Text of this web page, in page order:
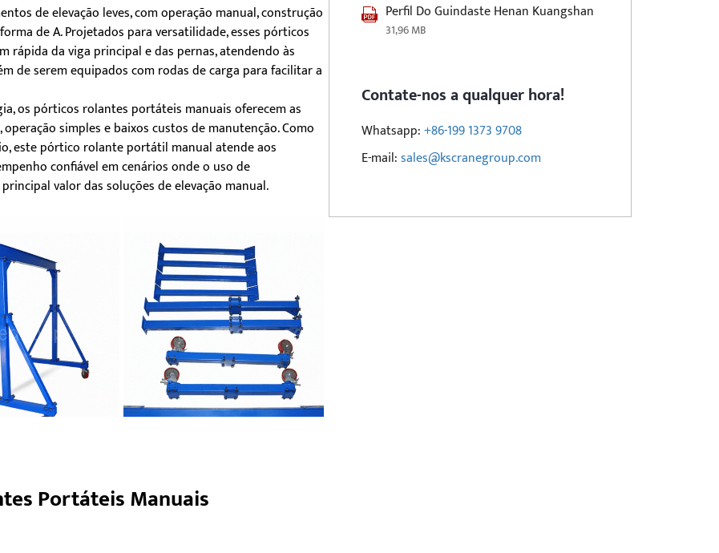
de elevação leves, com operação manual, construção
de A. Projetados para versatilidade, esses pórticos
da viga principal e das pernas, atendendo às
de serem equipados com rodas de carga para facilitar a
os pórticos rolantes portáteis manuais oferecem as
simples e baixos custos de manutenção. Como
este pórtico rolante portátil manual atende aos
confiável em cenários onde o uso de
valor das soluções de elevação manual.
Portáteis Manuais
Perfil Do Guindaste Henan Kuangshan
31,96 MB
Contate-nos a qualquer hora!
Whatsapp:+86-199 1373 9708
E-mail:sales@kscranegroup.com